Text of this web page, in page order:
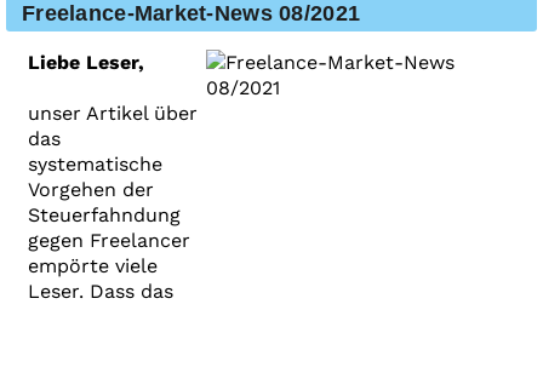
Freelance-Market-News 08/2021
Liebe Leser,
unser Artikel über
das
systematische
Vorgehen der
Steuerfahndung
gegen Freelancer
empörte viele
Leser. Dass das